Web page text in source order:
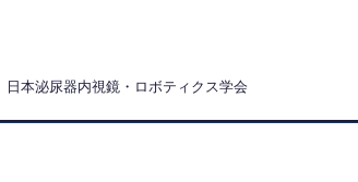
日本泌尿器内視鏡・ロボティクス学会